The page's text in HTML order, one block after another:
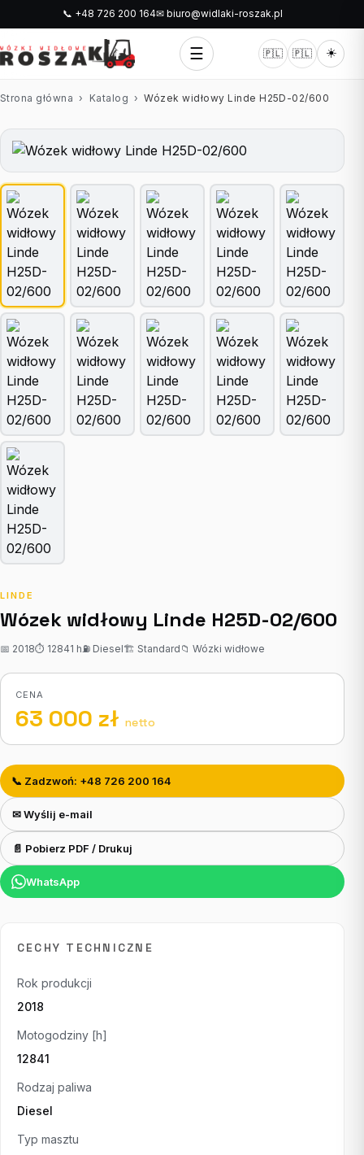
📞 +48 726 200 164✉ biuro@widlaki-roszak.pl
☰ 🇵🇱 🇵🇱 ☀️
Strona główna › Katalog ›Wózek widłowy Linde H25D-02/600
LINDE
Wózek widłowy Linde H25D-02/600
📅 2018⏱ 12841 h⛽ Diesel🏗 Standard 📁 Wózki widłowe
CENA
63 000 zł netto
📞 Zadzwoń: +48 726 200 164
✉ Wyślij e-mail
📄 Pobierz PDF / Drukuj
WhatsApp
CECHY TECHNICZNE
Rok produkcji
2018
Motogodziny [h]
12841
Rodzaj paliwa
Diesel
Typ masztu